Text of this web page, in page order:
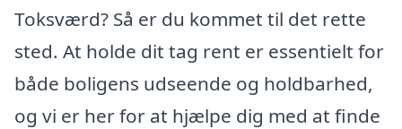
Toksværd? Så er du kommet til det rette
sted. At holde dit tag rent er essentielt for
både boligens udseende og holdbarhed,
og vi er her for at hjælpe dig med at finde